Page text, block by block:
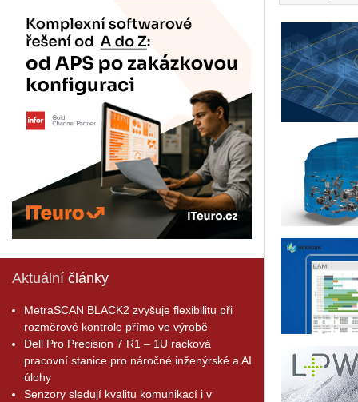
Aktuální články
MetraSCAN BLACK2 zvyšuje flexibilitu při
rozměrové kontrole přímo ve výrobě
Dell Pro Precision 7 R1 – 1U racková
pracovní stanice pro náročné inženýrské a AI
úlohy
Senzory sledují kvalitu komunikací i v